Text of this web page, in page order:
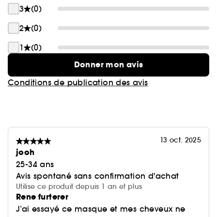
3
(0)
2
(0)
1
(0)
Donner mon avis
Conditions de publication des avis
13 oct. 2025
jooh
25-34 ans
Avis spontané sans confirmation d'achat
Utilise ce produit depuis 1 an et plus
Rene furterer
J’ai essayé ce masque et mes cheveux ne